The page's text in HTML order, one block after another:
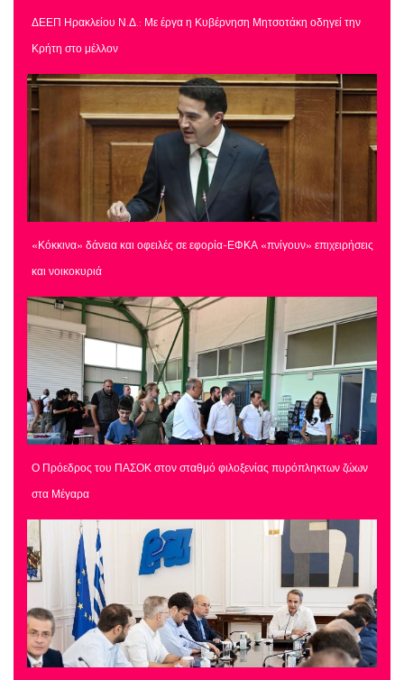
ΔΕΕΠ Ηρακλείου Ν.Δ.: Με έργα η Κυβέρνηση Μητσοτάκη οδηγεί την
Κρήτη στο μέλλον
«Κόκκινα» δάνεια και οφειλές σε εφορία-ΕΦΚΑ «πνίγουν» επιχειρήσεις
και νοικοκυριά
Ο Πρόεδρος του ΠΑΣΟΚ στον σταθμό φιλοξενίας πυρόπληκτων ζώων
στα Μέγαρα